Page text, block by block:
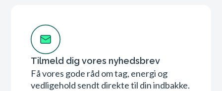
Tilmeld dig vores nyhedsbrev
Få vores gode råd om tag, energi og
vedligehold sendt direkte til din indbakke.